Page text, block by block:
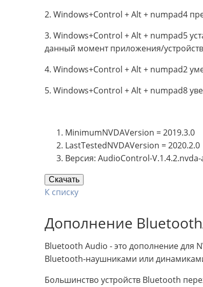
2. Windows+Control + Alt + numpad4
3. Windows+Control + Alt + numpad5
данный момент приложения/
4. Windows+Control + Alt + numpad2
5. Windows+Control + Alt + numpad8
MinimumNVDAVersion = 2019.3.0
LastTestedNVDAVersion = 2020.2.0
Версия: AudioControl-
Скачать
К списку
Дополнение
Bluetooth Audio - это дополнение для
Bluetooth-наушниками или
Большинство устройств Bluetooth